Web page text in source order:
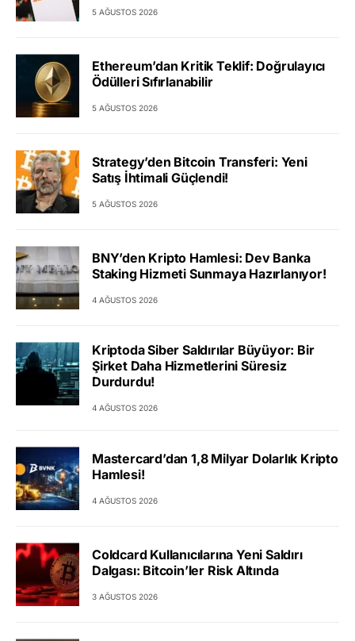
5 AĞUSTOS 2026
Ethereum’dan Kritik Teklif: Doğrulayıcı
Ödülleri Sıfırlanabilir
5 AĞUSTOS 2026
Strategy’den Bitcoin Transferi: Yeni
Satış İhtimali Güçlendi!
5 AĞUSTOS 2026
BNY’den Kripto Hamlesi: Dev Banka
Staking Hizmeti Sunmaya Hazırlanıyor!
4 AĞUSTOS 2026
Kriptoda Siber Saldırılar Büyüyor: Bir
Şirket Daha Hizmetlerini Süresiz
Durdurdu!
4 AĞUSTOS 2026
Mastercard’dan 1,8 Milyar Dolarlık Kripto
Hamlesi!
4 AĞUSTOS 2026
Coldcard Kullanıcılarına Yeni Saldırı
Dalgası: Bitcoin’ler Risk Altında
3 AĞUSTOS 2026